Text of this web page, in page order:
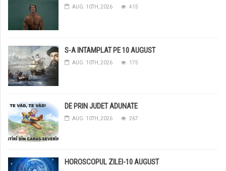
AUG. 10TH, 2026 415
S-A INTAMPLAT PE 10 AUGUST
AUG. 10TH, 2026 175
DE PRIN JUDET ADUNATE
AUG. 10TH, 2026 267
HOROSCOPUL ZILEI-10 AUGUST